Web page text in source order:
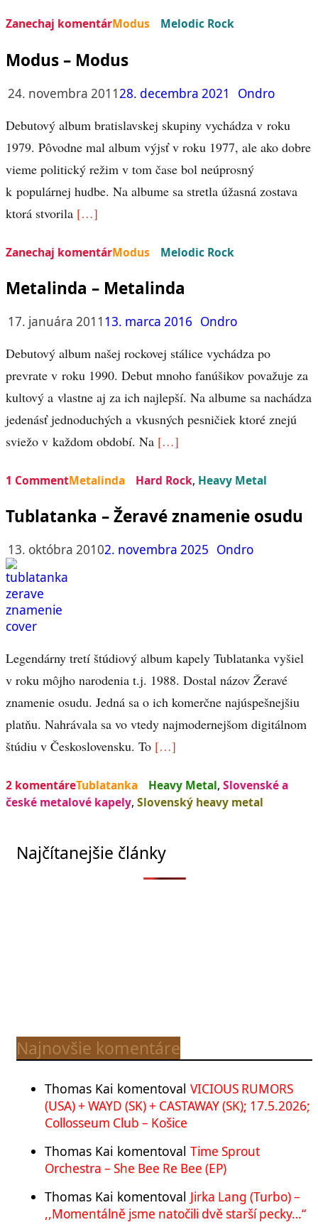
Zanechaj komentárModus Melodic Rock
Modus – Modus
24. novembra 201128. decembra 2021 Ondro
Debutový album bratislavskej skupiny vychádza v roku
1979. Pôvodne mal album výjsť v roku 1977, ale ako dobre
vieme politický režim v tom čase bol neúprosný
k populárnej hudbe. Na albume sa stretla úžasná zostava
ktorá stvorila […]
Zanechaj komentárModus Melodic Rock
Metalinda – Metalinda
17. januára 201113. marca 2016 Ondro
Debutový album našej rockovej stálice vychádza po
prevrate v roku 1990. Debut mnoho fanúšikov považuje za
kultový a vlastne aj za ich najlepší. Na albume sa nachádza
jedenásť jednoduchých a vkusných pesničiek ktoré znejú
sviežo v každom období. Na […]
1 CommentMetalinda Hard Rock, Heavy Metal
Tublatanka – Žeravé znamenie osudu
13. októbra 20102. novembra 2025 Ondro
Legendárny tretí štúdiový album kapely Tublatanka vyšiel
v roku môjho narodenia t.j. 1988. Dostal názov Žeravé
znamenie osudu. Jedná sa o ich komerčne najúspešnejšiu
platňu. Nahrávala sa vo vtedy najmodernejšom digitálnom
štúdiu v Československu. To […]
2 komentáreTublatanka Heavy Metal, Slovenské a
české metalové kapely, Slovenský heavy metal
Najčítanejšie články
Najnovšie komentáre
Thomas Kai komentoval VICIOUS RUMORS
(USA) + WAYD (SK) + CASTAWAY (SK); 17.5.2026;
Collosseum Club – Košice
Thomas Kai komentoval Time Sprout
Orchestra – She Bee Re Bee (EP)
Thomas Kai komentoval Jirka Lang (Turbo) –
,,Momentálně jsme natočili dvě starší pecky…“